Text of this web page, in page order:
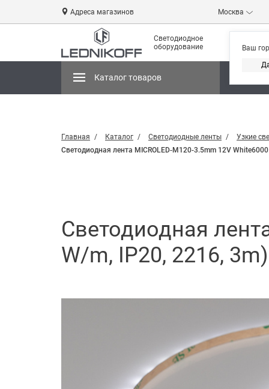
Адреса магазинов Москва
Ваш
Светодиодное
оборудование
Каталог товаров
Главная Каталог Светодиодные ленты Узкие
Светодиодная лента MICROLED-M120-3.5mm 12V
Светодиодная
W/m, IP20, 2216,